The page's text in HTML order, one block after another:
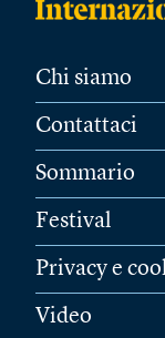
Chi siamo
Contattaci
Sommario
Festival
Privacy e
Video